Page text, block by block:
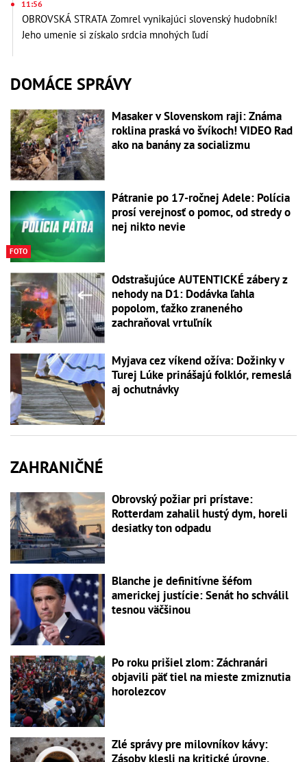
11:56
OBROVSKÁ STRATA Zomrel vynikajúci slovenský hudobník!
Jeho umenie si získalo srdcia mnohých ľudí
DOMÁCE SPRÁVY
Masaker v Slovenskom raji: Známa
roklina praská vo švíkoch! VIDEO Rad
ako na banány za socializmu
FOTO
Pátranie po 17-ročnej Adele: Polícia
prosí verejnosť o pomoc, od stredy o
nej nikto nevie
Odstrašujúce AUTENTICKÉ zábery z
nehody na D1: Dodávka ľahla
popolom, ťažko zraneného
zachraňoval vrtuľník
Myjava cez víkend ožíva: Dožinky v
Turej Lúke prinášajú folklór, remeslá
aj ochutnávky
ZAHRANIČNÉ
Obrovský požiar pri prístave:
Rotterdam zahalil hustý dym, horeli
desiatky ton odpadu
Blanche je definitívne šéfom
americkej justície: Senát ho schválil
tesnou väčšinou
Po roku prišiel zlom: Záchranári
objavili päť tiel na mieste zmiznutia
horolezcov
Zlé správy pre milovníkov kávy:
Zásoby klesli na kritické úrovne,